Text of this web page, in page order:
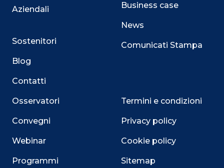
Aziendali
Sostenitori
Blog
Contatti
Osservatori
Convegni
Webinar
Programmi
Business case
News
Comunicati Stampa
Termini e condizioni
Privacy policy
Cookie policy
Sitemap